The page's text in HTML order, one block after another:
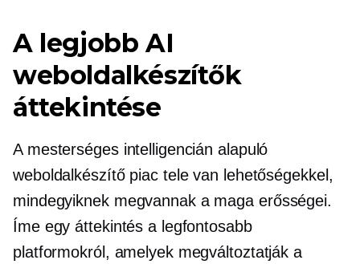
A legjobb AI
weboldalkészítők
áttekintése
A mesterséges intelligencián alapuló
weboldalkészítő piac tele van lehetőségekkel,
mindegyiknek megvannak a maga erősségei.
Íme egy áttekintés a legfontosabb
platformokról, amelyek megváltoztatják a